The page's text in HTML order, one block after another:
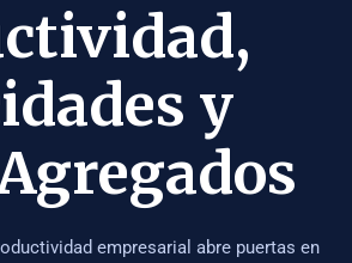
y
empresarial abre puertas en